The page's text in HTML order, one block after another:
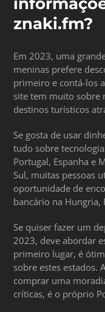
znaki.fm?
Em 2023, uma
meninas prefere
primeiro e contá-los
site tem muito sobre
destinos turísticos
Se gosta de usar
tudo sobre
Portugal, Espanha e
Sul, muitas pessoas
oportunidade de
bancário na Hungria,
Se quiser fazer um
2023, deve abordar
primeiro lugar, é
sobre estes estados.
comprar uma
críticas, é o próprio